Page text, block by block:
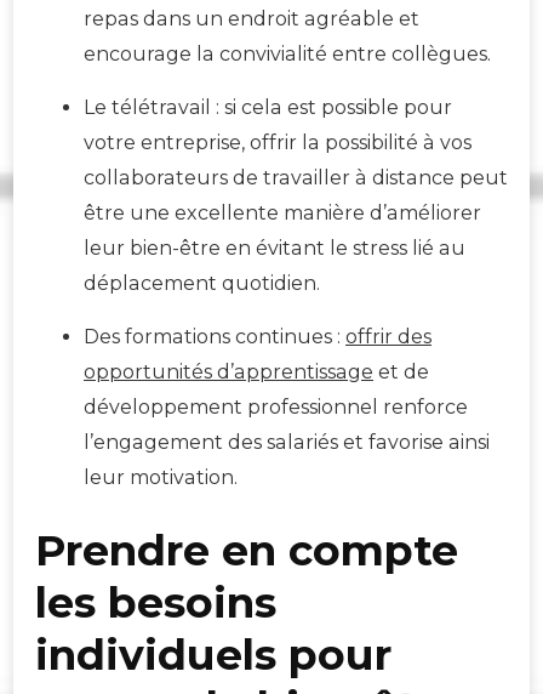
repas dans un endroit agréable et
encourage la convivialité entre collègues.
Le télétravail : si cela est possible pour
votre entreprise, offrir la possibilité à vos
collaborateurs de travailler à distance peut
être une excellente manière d’améliorer
leur bien-être en évitant le stress lié au
déplacement quotidien.
Des formations continues : offrir des
opportunités d’apprentissage et de
développement professionnel renforce
l’engagement des salariés et favorise ainsi
leur motivation.
Prendre en compte
les besoins
individuels pour